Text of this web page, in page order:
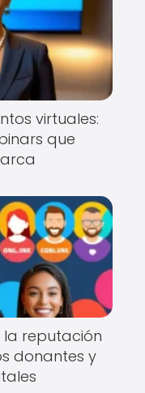
virtuales:
que
reputación
donantes y